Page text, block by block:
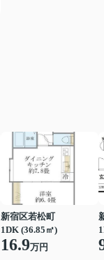
新宿区若松町
1DK (36.85㎡)
16.9万円